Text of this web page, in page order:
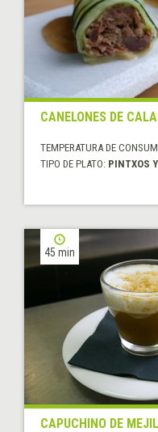
CANELONES DE
TEMPERATURA DE
TIPO DE PLATO: PINTXOS
45 min
CAPUCHINO DE